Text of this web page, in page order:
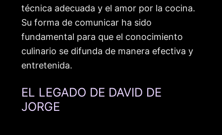
técnica adecuada y el amor por la cocina.
Su forma de comunicar ha sido
fundamental para que el conocimiento
culinario se difunda de manera efectiva y
entretenida.
EL LEGADO DE DAVID DE
JORGE